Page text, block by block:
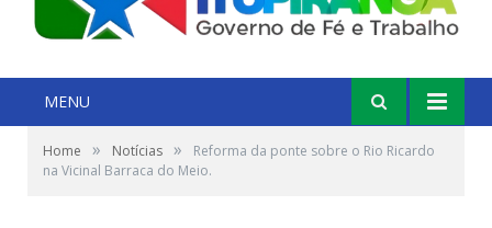
MENU
Home » Notícias »
Reforma da ponte sobre o Rio Ricardo
na Vicinal Barraca do Meio.